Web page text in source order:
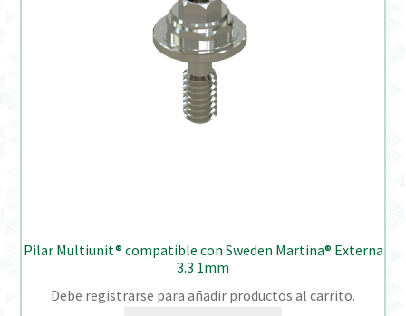
Pilar Multiunit® compatible con Sweden Martina® Externa
3.3 1mm
Debe registrarse para añadir productos al carrito.